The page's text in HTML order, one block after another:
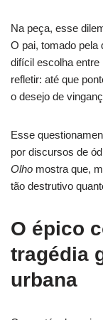
Na peça, esse
O pai, tomado pela
difícil escolha entre
refletir: até que
o desejo de
Esse
por discursos de
Olho mostra que,
tão destrutivo
O épico
tragédia
urbana